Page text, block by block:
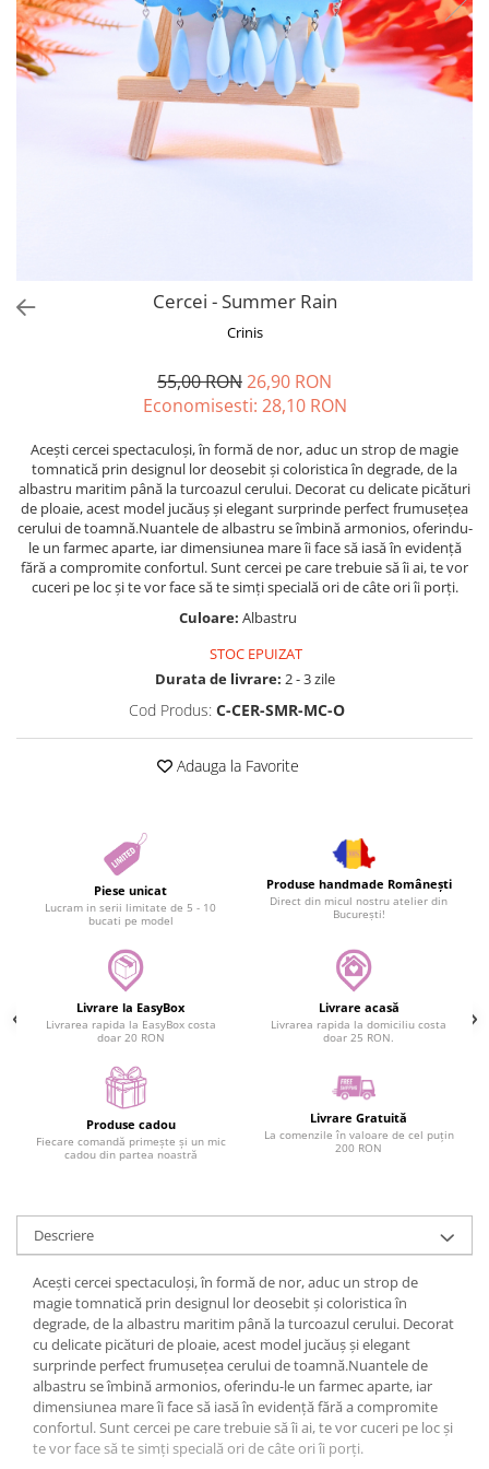
Friends
Fructe
Tiny but Mighty
Cercei - Summer Rain
Crinis
55,00 RON26,90 RON
Economisesti: 28,10 RON
Acești cercei spectaculoși, în formă de nor, aduc un strop de magie
tomnatică prin designul lor deosebit și coloristica în degrade, de la
albastru maritim până la turcoazul cerului. Decorat cu delicate picături
de ploaie, acest model jucăuș și elegant surprinde perfect frumusețea
cerului de toamnă.Nuantele de albastru se îmbină armonios, oferindu-
le un farmec aparte, iar dimensiunea mare îi face să iasă în evidență
fără a compromite confortul. Sunt cercei pe care trebuie să îi ai, te vor
cuceri pe loc și te vor face să te simți specială ori de câte ori îi porți.
Culoare: Albastru
STOC EPUIZAT
Durata de livrare: 2 - 3 zile
Cod Produs: C-CER-SMR-MC-O
Adauga la Favorite
Piese unicat
Lucram in serii limitate de 5 - 10
bucati pe model
Produse handmade Românești
Direct din micul nostru atelier din
București!
Livrare la EasyBox
Livrarea rapida la EasyBox costa
doar 20 RON
Livrare acasă
Livrarea rapida la domiciliu costa
doar 25 RON.
Produse cadou
Fiecare comandă primește și un mic
cadou din partea noastră
Livrare Gratuită
La comenzile în valoare de cel puțin
200 RON
Descriere
Acești cercei spectaculoși, în formă de nor, aduc un strop de
magie tomnatică prin designul lor deosebit și coloristica în
degrade, de la albastru maritim până la turcoazul cerului. Decorat
cu delicate picături de ploaie, acest model jucăuș și elegant
surprinde perfect frumusețea cerului de toamnă.Nuantele de
albastru se îmbină armonios, oferindu-le un farmec aparte, iar
dimensiunea mare îi face să iasă în evidență fără a compromite
confortul. Sunt cercei pe care trebuie să îi ai, te vor cuceri pe loc și
te vor face să te simți specială ori de câte ori îi porți.